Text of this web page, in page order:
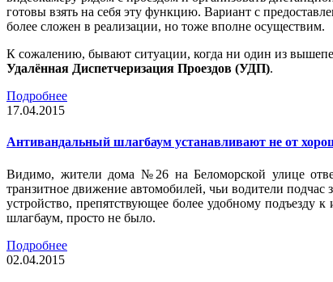
готовы взять на себя эту функцию. Вариант с
более сложен в реализации, но тоже вполне осуществим.
К сожалению, бывают ситуации, когда ни один из
Удалённая Диспетчеризация Проездов (УДП).
Подробнее
17.04.2015
Антивандальный шлагбаум устанавливают не от
Видимо, жители дома №26 на Беломорской улице
транзитное движение автомобилей, чьи водители подчас
устройство, препятствующее более удобному подъезду
шлагбаум, просто не было.
Подробнее
02.04.2015